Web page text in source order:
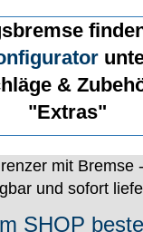
&
"Extras"
mit Bremse
und sofort
SHOP